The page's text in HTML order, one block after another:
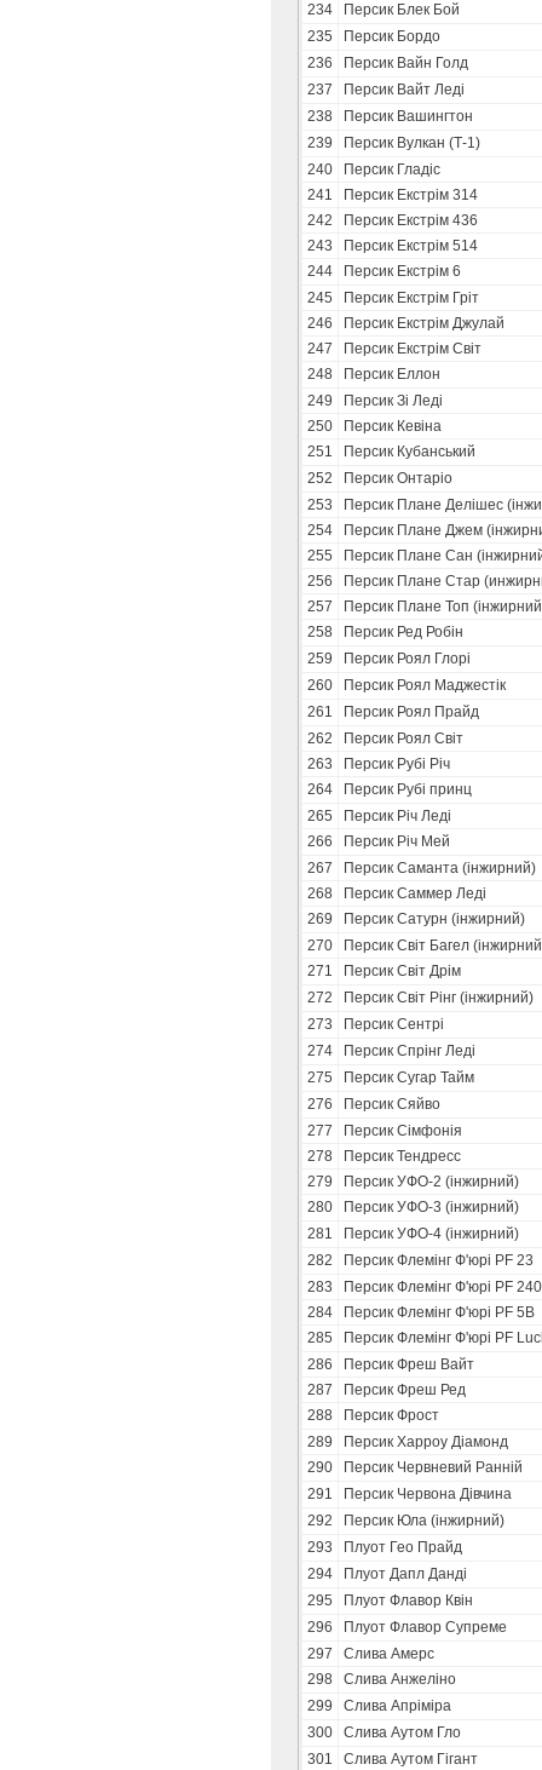
234
Персик Блек Бой
235
Персик Бордо
236
Персик Вайн Голд
237
Персик Вайт Леді
238
Персик Вашингтон
239
Персик Вулкан (Т-1)
240
Персик Гладіс
241
Персик Екстрім 314
242
Персик Екстрім 436
243
Персик Екстрім 514
244
Персик Екстрім 6
245
Персик Екстрім Гріт
246
Персик Екстрім Джулай
247
Персик Екстрім Світ
248
Персик Еллон
249
Персик Зi Ледi
250
Персик Кевіна
251
Персик Кубанський
252
Персик Онтаріо
253
Персик Плане Делішес
254
Персик Плане Джем
255
Персик Плане Сан
256
Персик Плане Стар
257
Персик Плане Топ
258
Персик Ред Робін
259
Персик Роял Глорі
260
Персик Роял Маджестік
261
Персик Роял Прайд
262
Персик Роял Світ
263
Персик Рубі Річ
264
Персик Рубі принц
265
Персик Річ Леді
266
Персик Річ Мей
267
Персик Саманта (інжирний)
268
Персик Саммер Леді
269
Персик Сатурн (інжирний)
270
Персик Світ Багел
271
Персик Світ Дрім
272
Персик Світ Рінг (інжирний)
273
Персик Сентрі
274
Персик Спрінг Леді
275
Персик Сугар Тайм
276
Персик Сяйво
277
Персик Сімфонія
278
Персик Тендресс
279
Персик УФО-2 (інжирний)
280
Персик УФО-3 (інжирний)
281
Персик УФО-4 (інжирний)
282
Персик Флемінг Ф'юрі PF 23
283
Персик Флемінг Ф'юрі PF
284
Персик Флемінг Ф'юрі PF 5В
285
Персик Флемінг Ф'юрі PF
286
Персик Фреш Вайт
287
Персик Фреш Ред
288
Персик Фрост
289
Персик Харроу Діамонд
290
Персик Червневий Ранній
291
Персик Червона Дівчина
292
Персик Юла (інжирний)
293
Плуот Гео Прайд
294
Плуот Дапл Данді
295
Плуот Флавор Квін
296
Плуот Флавор Супреме
297
Слива Амерс
298
Слива Анжеліно
299
Слива Апріміра
300
Слива Аутом Гло
301
Слива Аутом Гігант